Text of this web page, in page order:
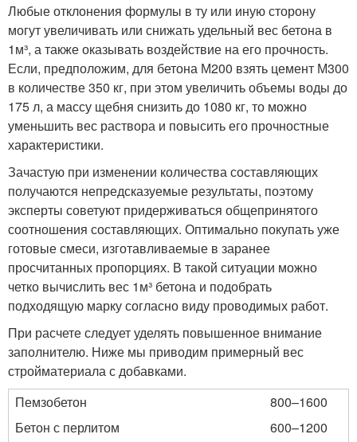
Любые отклонения формулы в ту или иную сторону
могут увеличивать или снижать удельный вес бетона в
1м³, а также оказывать воздействие на его прочность.
Если, предположим, для бетона М200 взять цемент М300
в количестве 350 кг, при этом увеличить объемы воды до
175 л, а массу щебня снизить до 1080 кг, то можно
уменьшить вес раствора и повысить его прочностные
характеристики.
Зачастую при изменении количества составляющих
получаются непредсказуемые результаты, поэтому
эксперты советуют придерживаться общепринятого
соотношения составляющих. Оптимально покупать уже
готовые смеси, изготавливаемые в заранее
просчитанных пропорциях. В такой ситуации можно
четко вычислить вес 1м³ бетона и подобрать
подходящую марку согласно виду проводимых работ.
При расчете следует уделять повышенное внимание
заполнителю. Ниже мы приводим примерный вес
стройматериала с добавками.
Пемзобетон
800–1600
Бетон с перлитом
600–1200